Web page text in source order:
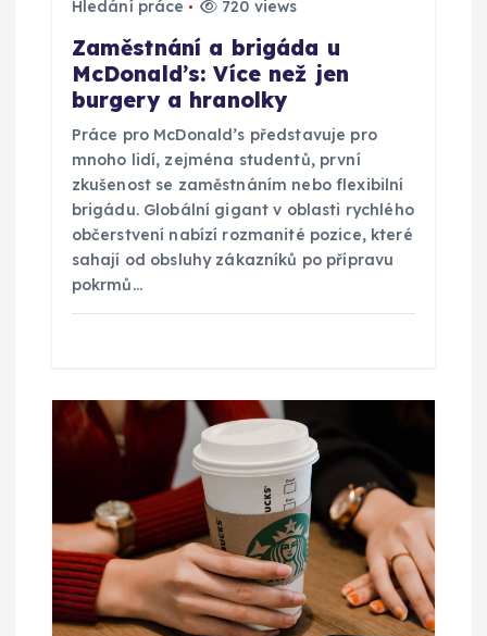
Hledání práce 720 views
Zaměstnání a brigáda u
McDonald’s: Více než jen
burgery a hranolky
Práce pro McDonald’s představuje pro
mnoho lidí, zejména studentů, první
zkušenost se zaměstnáním nebo flexibilní
brigádu. Globální gigant v oblasti rychlého
občerstvení nabízí rozmanité pozice, které
sahají od obsluhy zákazníků po přípravu
pokrmů…